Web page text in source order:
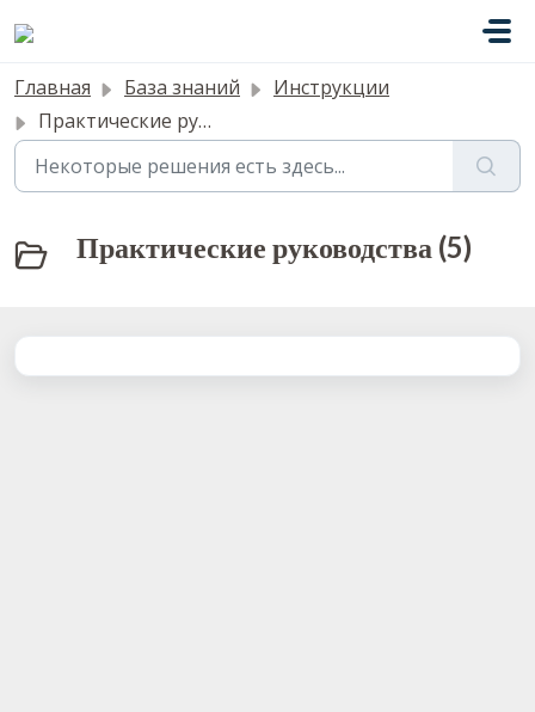
Главная База знаний
Инструкции
Практические руководства
Практические руководства (5)